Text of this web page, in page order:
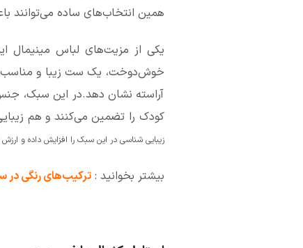
همین انتخاب‌های ساده می‌توانند
یکی از مزیت‌های لباس مینیمال
خوش‌دوخت، یک ست زیبا و مناسب
آراسته نشان دهد.در این سبک،
کودک را تضمین می‌کنند و هم
زیبایی شناسی در این سبک را افزایش داده و
بیشتر بخوانید :ترکیب‌های رنگی در